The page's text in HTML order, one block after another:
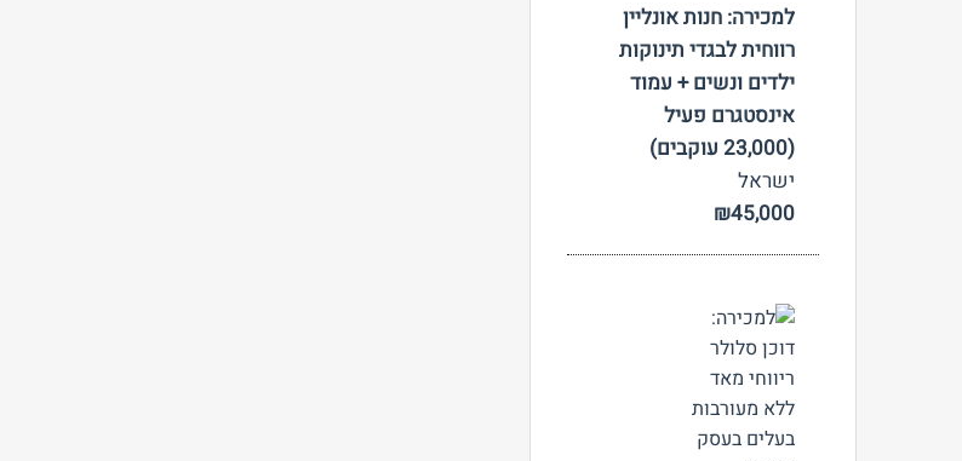
למכירה: חנות אונליין
רווחית לבגדי תינוקות
ילדים ונשים + עמוד
אינסטגרם פעיל
(23,000 עוקבים)
ישראל
₪45,000
צפה